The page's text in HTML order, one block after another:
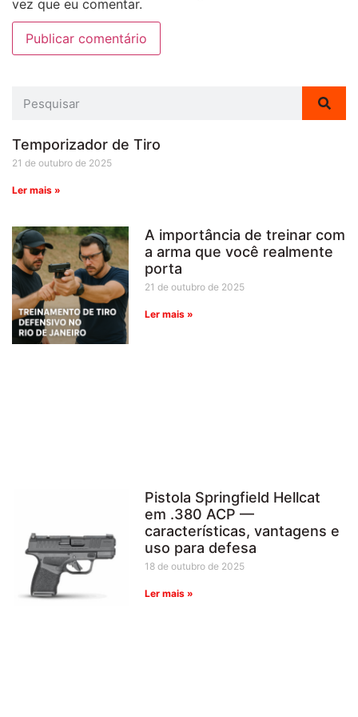
Temporizador de Tiro
21 de outubro de 2025
Ler mais »
A importância de treinar com
a arma que você realmente
porta
21 de outubro de 2025
Ler mais »
Pistola Springfield Hellcat
em .380 ACP —
características, vantagens e
uso para defesa
18 de outubro de 2025
Ler mais »
vez que eu comentar.